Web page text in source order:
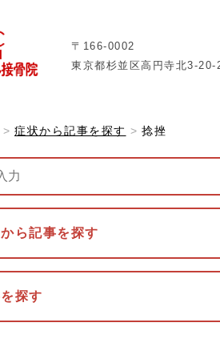
〒166-0002
東京都杉並区高円寺北3-20-
症状から記事を探す 捻挫
ら記事を探す
探す